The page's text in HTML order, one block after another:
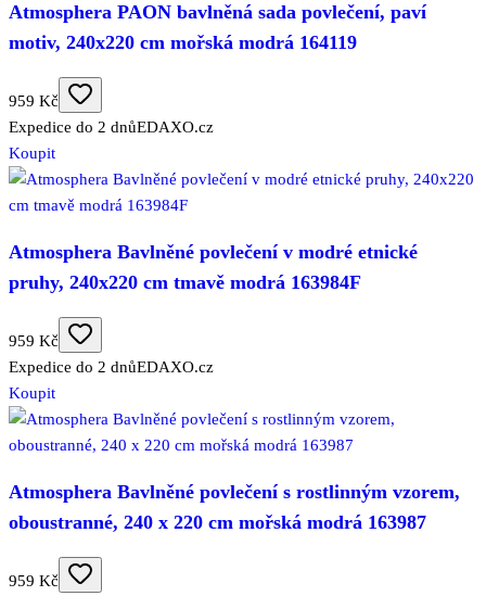
Atmosphera PAON bavlněná sada povlečení, paví
motiv, 240x220 cm mořská modrá 164119
959 Kč
Expedice do 2 dnůEDAXO.cz
Koupit
Atmosphera Bavlněné povlečení v modré etnické
pruhy, 240x220 cm tmavě modrá 163984F
959 Kč
Expedice do 2 dnůEDAXO.cz
Koupit
Atmosphera Bavlněné povlečení s rostlinným vzorem,
oboustranné, 240 x 220 cm mořská modrá 163987
959 Kč